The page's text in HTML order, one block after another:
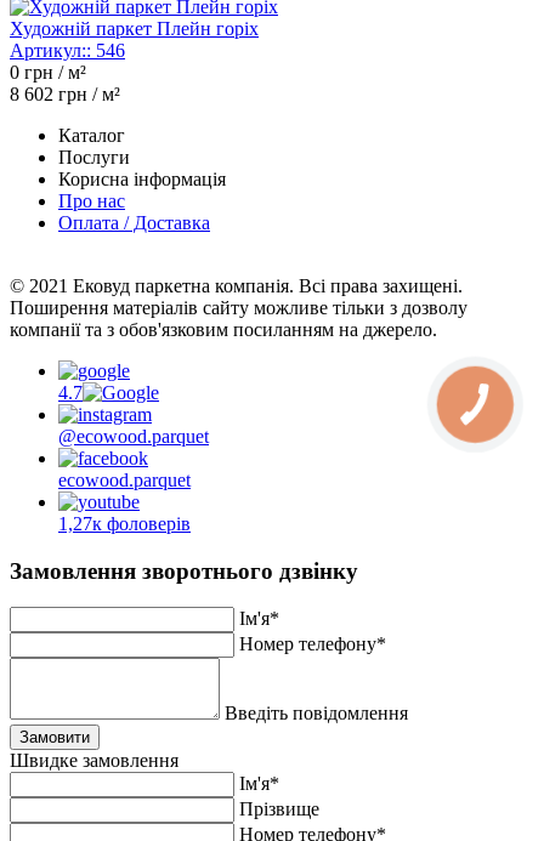
Художній паркет Плейн горіх
Артикул:: 546
0 грн / м²
8 602 грн / м²
Каталог
Послуги
Корисна інформація
Про нас
Оплата / Доставка
© 2021 Ековуд паркетна компанія. Всі права захищені.
Поширення матеріалів сайту можливе тільки з дозволу
компанії та з обов'язковим посиланням на джерело.
4.7
@ecowood.parquet
ecowood.parquet
1,27к фоловерів
Замовлення зворотнього дзвінку
Ім'я*
Номер телефону*
Введіть повідомлення
Замовити
Швидке замовлення
Ім'я*
Прiзвище
Номер телефону*